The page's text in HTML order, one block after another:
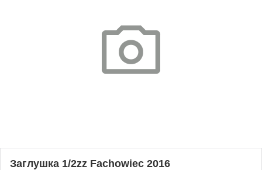
Заглушка 1/2zz Fachowiec 2016